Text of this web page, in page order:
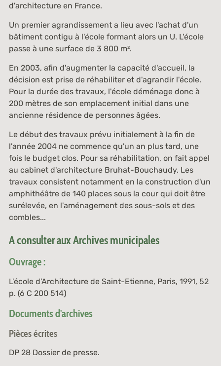
d'architecture en France.
Un premier agrandissement a lieu avec l'achat d'un
bâtiment contigu à l'école formant alors un U. L'école
passe à une surface de 3 800 m².
En 2003, afin d'augmenter la capacité d'accueil, la
décision est prise de réhabiliter et d'agrandir l'école.
Pour la durée des travaux, l'école déménage donc à
200 mètres de son emplacement initial dans une
ancienne résidence de personnes âgées.
Le début des travaux prévu initialement à la fin de
l'année 2004 ne commence qu'un an plus tard, une
fois le budget clos. Pour sa réhabilitation, on fait appel
au cabinet d'architecture Bruhat-Bouchaudy. Les
travaux consistent notamment en la construction d'un
amphithéâtre de 140 places sous la cour qui doit être
surélevée, en l'aménagement des sous-sols et des
combles...
A consulter aux Archives municipales
Ouvrage :
L'école d'Architecture de Saint-Etienne, Paris, 1991, 52
p. (6 C 200 514)
Documents d'archives
Pièces écrites
DP 28Dossier de presse.